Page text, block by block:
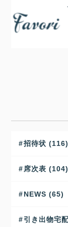
招待状 (116)
席次表 (104)
NEWS (65)
引き出物宅